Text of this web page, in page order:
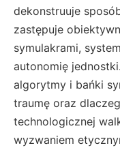
dekonstruuje
zastępuje
symulakrami,
autonomię
algorytmy i bańki
traumę oraz
technologicznej
wyzwaniem